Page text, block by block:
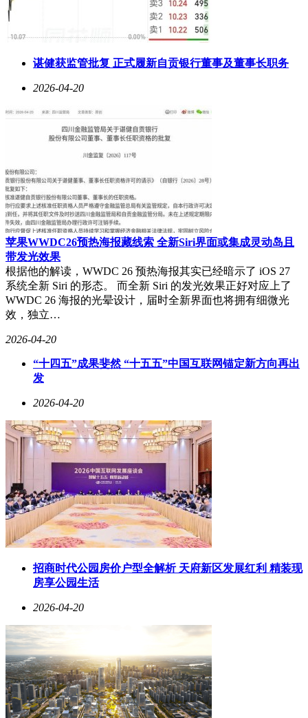
则采用6000mAh电池，满足全天学习需求。所有机型均通过国
家3C认证，外壳采用环保亲肤材质，边角经过防撞处理。
性"向"教育伙伴"的转变。S90 Pro适合培养基础学习习惯，
家长选择时应重点考察屏幕护眼参数、AI辅导精准度以及教
谌健获监管批复 正式履新自贡银行董事及董事长职务
2026-04-20
苹果WWDC26预热海报藏线索 全新Siri界面或集成灵动岛且
带发光效果
根据他的解读，WWDC 26 预热海报其实已经暗示了 iOS 27
系统全新 Siri 的形态。 而全新 Siri 的发光效果正好对应上了
WWDC 26 海报的光晕设计，届时全新界面也将拥有细微光
效，独立…
2026-04-20
“十四五”成果斐然 “十五五”中国互联网锚定新方向再出
发
2026-04-20
招商时代公园房价户型全解析 天府新区发展红利 精装现
房享公园生活
2026-04-20